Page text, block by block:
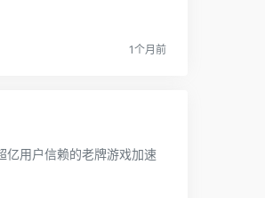
1个月前
亿用户信赖的老牌游戏加速